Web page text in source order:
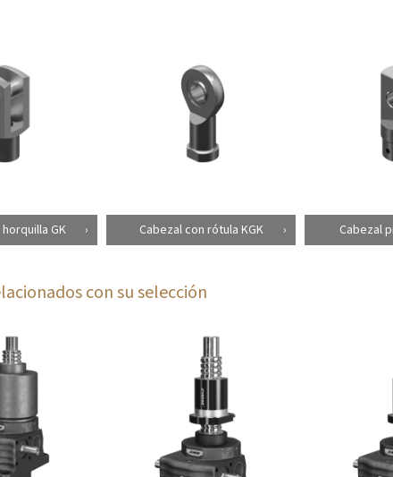
GK Cabezal con rótula KGK Cabezal
con su selección